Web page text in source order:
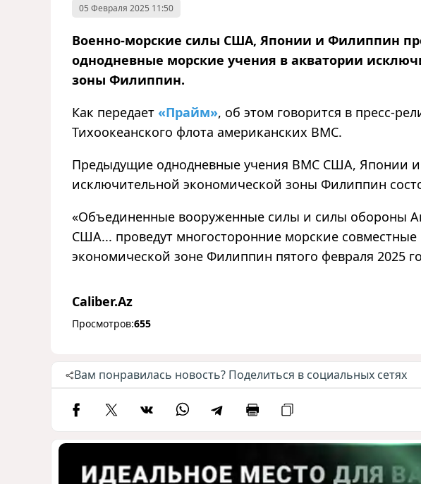
05 Февраля 2025 11:50
Военно-морские силы США, Японии и Филиппин
однодневные морские учения в акватории
зоны Филиппин.
Как передает «Прайм», об этом говорится в пресс-
Тихоокеанского флота американских ВМС.
Предыдущие однодневные учения ВМС США, Японии
исключительной экономической зоны Филиппин
«Объединенные вооруженные силы и силы обороны
США... проведут многосторонние морские
экономической зоне Филиппин пятого февраля 2025
Caliber.Az
Просмотров:655
Вам понравилась новость? Поделиться в социальных сетях